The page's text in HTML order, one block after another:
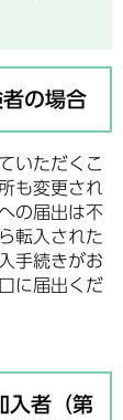
の場合
いただくこ
も変更され
の届出は不
転入された
手続きがお
に届出くだ
入者（第